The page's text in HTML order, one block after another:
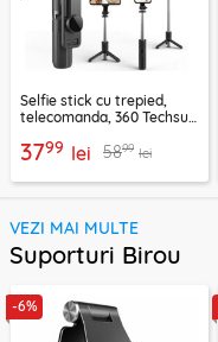
Selfie stick cu trepied,
telecomanda, 360 Techsuit
3799 lei 5899 lei
VEZI MAI MULTE
Suporturi Birou
-6%